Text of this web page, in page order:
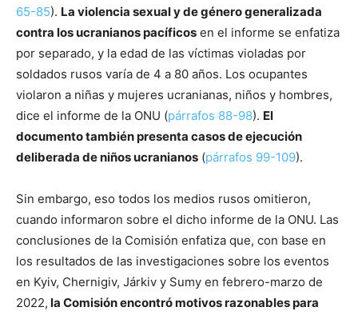
65-85). La violencia sexual y de género generalizada
contra los ucranianos pacíficos en el informe se enfatiza
por separado, y la edad de las víctimas violadas por
soldados rusos varía de 4 a 80 años. Los ocupantes
violaron a niñas y mujeres ucranianas, niños y hombres,
dice el informe de la ONU (párrafos 88-98). El
documento también presenta casos de ejecución
deliberada de niños ucranianos (párrafos 99-109).
Sin embargo, eso todos los medios rusos omitieron,
cuando informaron sobre el dicho informe de la ONU. Las
conclusiones de la Comisión enfatiza que, con base en
los resultados de las investigaciones sobre los eventos
en Kyiv, Chernigiv, Járkiv y Sumy en febrero-marzo de
2022, la Comisión encontró motivos razonables para